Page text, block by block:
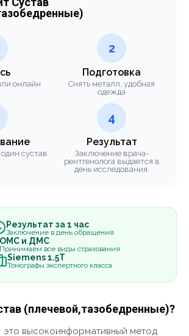
онлайн
2
Подготовка
Снять металл, удобная
одежда
сустав
4
Результат
Заключение врача-
рентгенолога выдается в
день исследования.
Результат за 1 час
Заключение в день обращения
ОМС и ДМС
Принимаем все виды страхования
Siemens 1.5Т
Томографы экспертного класса
(плечевой,тазобедренные)?
высокоинформативный метод